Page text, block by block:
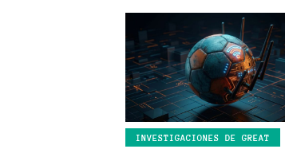
INVESTIGACIONES DE GREAT